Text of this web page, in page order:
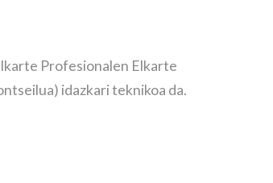
Profesionalen Elkarte
idazkari teknikoa da.